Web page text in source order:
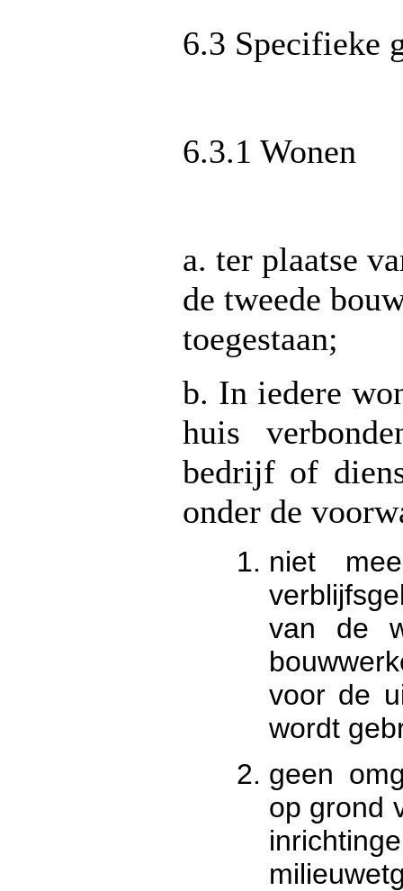
6.3 Specifieke
6.3.1 Wonen
a. ter plaatse
de tweede
toegestaan;
b. In iedere
huis
bedrijf of
onder de
niet
van de
voor de
wordt
geen
op grond